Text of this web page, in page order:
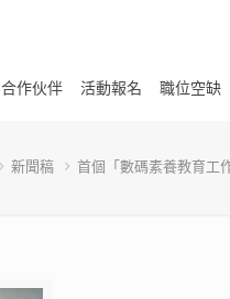
合作伙伴 活動報名 職位空缺
新聞稿 首個「數碼素養教育工